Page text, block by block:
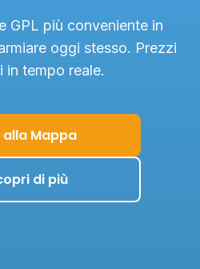
GPL più conveniente in
oggi stesso. Prezzi
in tempo reale.
alla Mappa
di più